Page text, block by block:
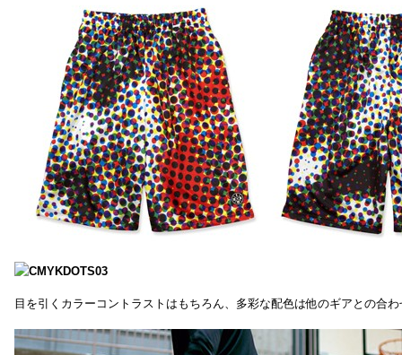
目を引くカラーコントラストはもちろん、多彩な配色は他のギアとの合